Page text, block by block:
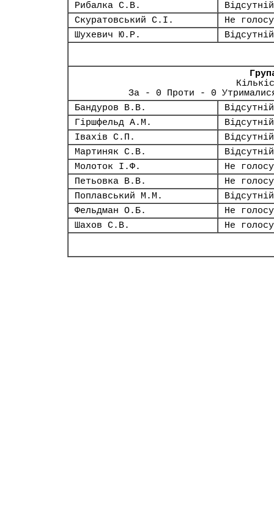
Рибалка С.В.
Відсутній
Скуратовський С.І.
Не
Шухевич Ю.Р.
Відсутній
За - 0 Проти - 0
Бандуров В.В.
Відсутній
Гіршфельд А.М.
Відсутній
Івахів С.П.
Відсутній
Мартиняк С.В.
Відсутній
Молоток І.Ф.
Не
Петьовка В.В.
Не
Поплавський М.М.
Відсутній
Фельдман О.Б.
Не
Шахов С.В.
Не